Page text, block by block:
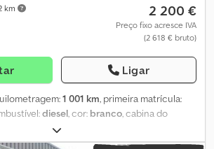
km 2 200 €
Preço fixo acresce IVA
(2 618 € bruto)
Ligar
1 001 km, primeira matrícula:
diesel, cor: branco, cabina do
de engrenagem:
mm, largura do espaço de carga:2 430